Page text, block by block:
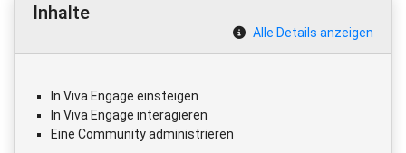
Inhalte
Alle Details anzeigen
In Viva Engage einsteigen
In Viva Engage interagieren
Eine Community administrieren